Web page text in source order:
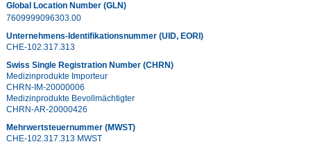
Global Location Number (GLN)
7609999096303.00
Unternehmens-Identifikationsnummer (UID, EORI)
CHE-102.317.313
Swiss Single Registration Number (CHRN)
Medizinprodukte Importeur
CHRN-IM-20000006
Medizinprodukte Bevollmächtigter
CHRN-AR-20000426
Mehrwertsteuernummer (MWST)
CHE-102.317.313 MWST